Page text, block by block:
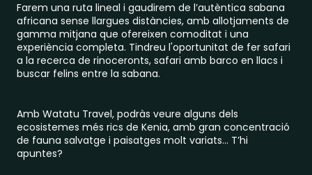
Farem una ruta lineal i gaudirem de l’autèntica sabana
africana sense llargues distàncies, amb allotjaments de
gamma mitjana que ofereixen comoditat i una
experiència completa. Tindreu l'oportunitat de fer safari
a la recerca de rinoceronts, safari amb barco en llacs i
buscar felins entre la sabana.
Amb Watatu Travel, podràs veure alguns dels
ecosistemes més rics de Kenia, amb gran concentració
de fauna salvatge i paisatges molt variats... T’hi
apuntes?